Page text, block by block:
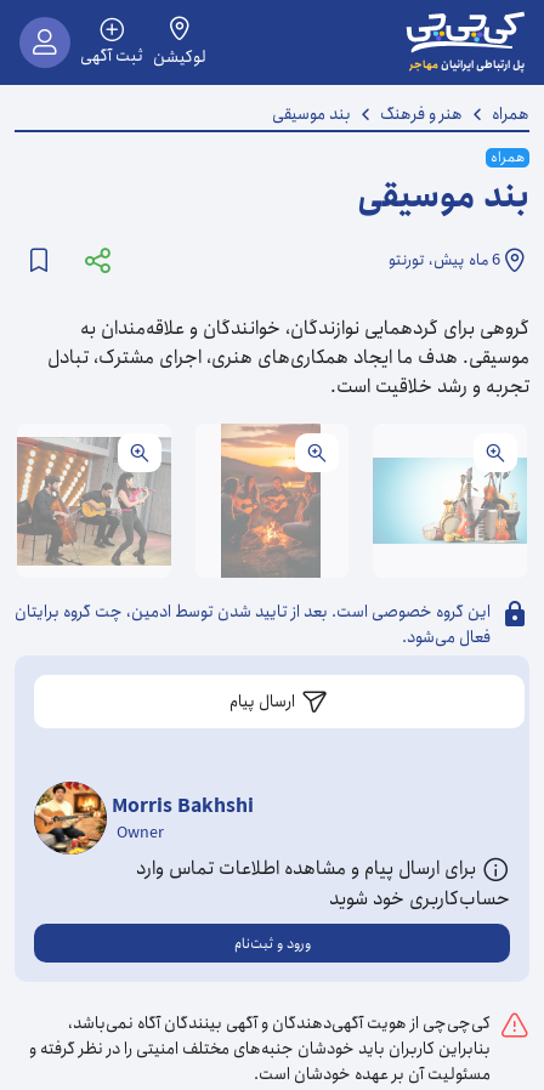
پل ارتباطی ایرانیانمهاجر لوکیشن ثبت آگهی
همراه هنر و فرهنگ بند موسیقی
همراه
بند موسیقی
6 ماه پیش، تورنتو
گروهی برای گردهمایی نوازندگان، خوانندگان و علاقه‌مندان به
موسیقی. هدف ما ایجاد همکاری‌های هنری، اجرای مشترک، تبادل
تجربه و رشد خلاقیت است.
این گروه خصوصی است. بعد از تایید شدن توسط ادمین، چت گروه برایتان
فعال می‌شود.
ارسال پیام
Morris Bakhshi
Owner
برای ارسال پیام و مشاهده اطلاعات تماس وارد
حساب‌کاربری خود شوید
ورود و ثبت‌نام
کی‌چی‌چی از هویت آگهی‌دهندگان و آگهی بینندگان آگاه نمی‌باشد،
بنابراین کاربران باید خودشان جنبه‌های مختلف امنیتی را در نظر گرفته و
مسئولیت آن بر عهده خودشان است.